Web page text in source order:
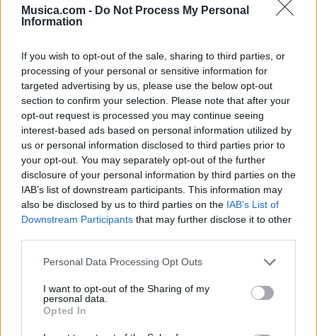
Musica.com - Do Not Process My Personal
Information
If you wish to opt-out of the sale, sharing to third parties, or
processing of your personal or sensitive information for
targeted advertising by us, please use the below opt-out
section to confirm your selection. Please note that after your
opt-out request is processed you may continue seeing
interest-based ads based on personal information utilized by
us or personal information disclosed to third parties prior to
your opt-out. You may separately opt-out of the further
disclosure of your personal information by third parties on the
IAB’s list of downstream participants. This information may
also be disclosed by us to third parties on the IAB’s List of
Downstream Participants that may further disclose it to other
Personal Data Processing Opt Outs
I want to opt-out of the Sharing of my
personal data.
Opted In
1
Ranking de Geminis TOP Música